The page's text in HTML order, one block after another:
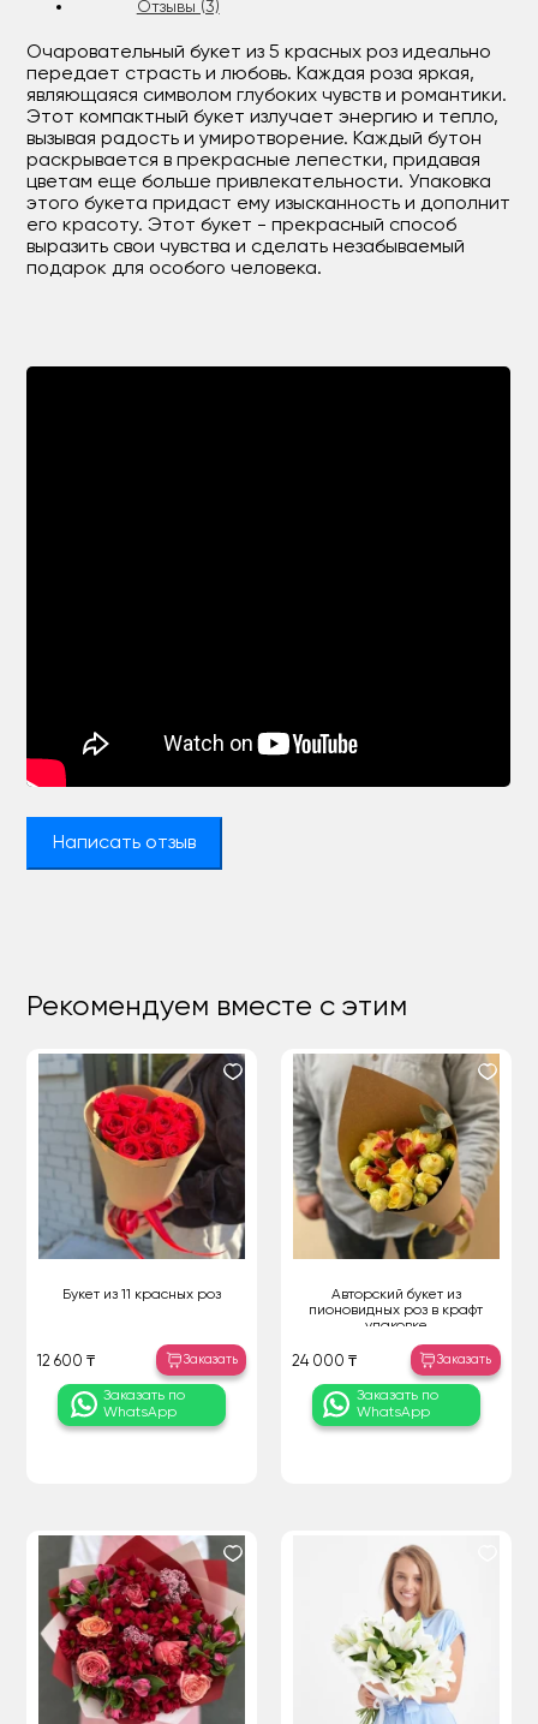
Отзывы (3)
Очаровательный букет из 5 красных роз идеально
передает страсть и любовь. Каждая роза яркая,
являющаяся символом глубоких чувств и романтики.
Этот компактный букет излучает энергию и тепло,
вызывая радость и умиротворение. Каждый бутон
раскрывается в прекрасные лепестки, придавая
цветам еще больше привлекательности. Упаковка
этого букета придаст ему изысканность и дополнит
его красоту. Этот букет - прекрасный способ
выразить свои чувства и сделать незабываемый
подарок для особого человека.
Написать отзыв
Рекомендуем вместе с этим
Букет из 11 красных роз
12 600 ₸ Заказать
Заказать по
WhatsApp
Авторский букет из
пионовидных роз в крафт
упаковке
24 000 ₸ Заказать
Заказать по
WhatsApp